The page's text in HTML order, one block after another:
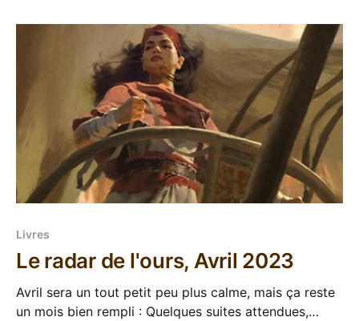
(Les mondes-miroirs et L'ombre
Livres
Le radar de l'ours, Avril 2023
Avril sera un tout petit peu plus calme, mais ça reste
un mois bien rempli : Quelques suites attendues,